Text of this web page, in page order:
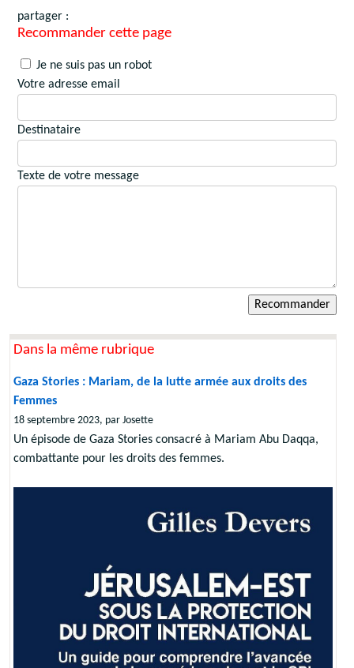
partager :
Recommander cette page
Je ne suis pas un robot
Votre adresse email
Destinataire
Texte de votre message
Dans la même rubrique
Gaza Stories : Mariam, de la lutte armée aux droits des
Femmes
18 septembre 2023, par Josette
Un épisode de Gaza Stories consacré à Mariam Abu Daqqa,
combattante pour les droits des femmes.